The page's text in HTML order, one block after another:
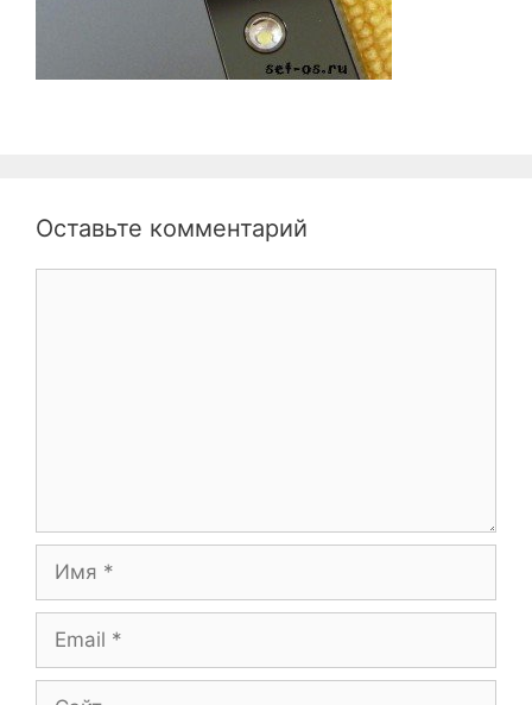
Оставьте комментарий